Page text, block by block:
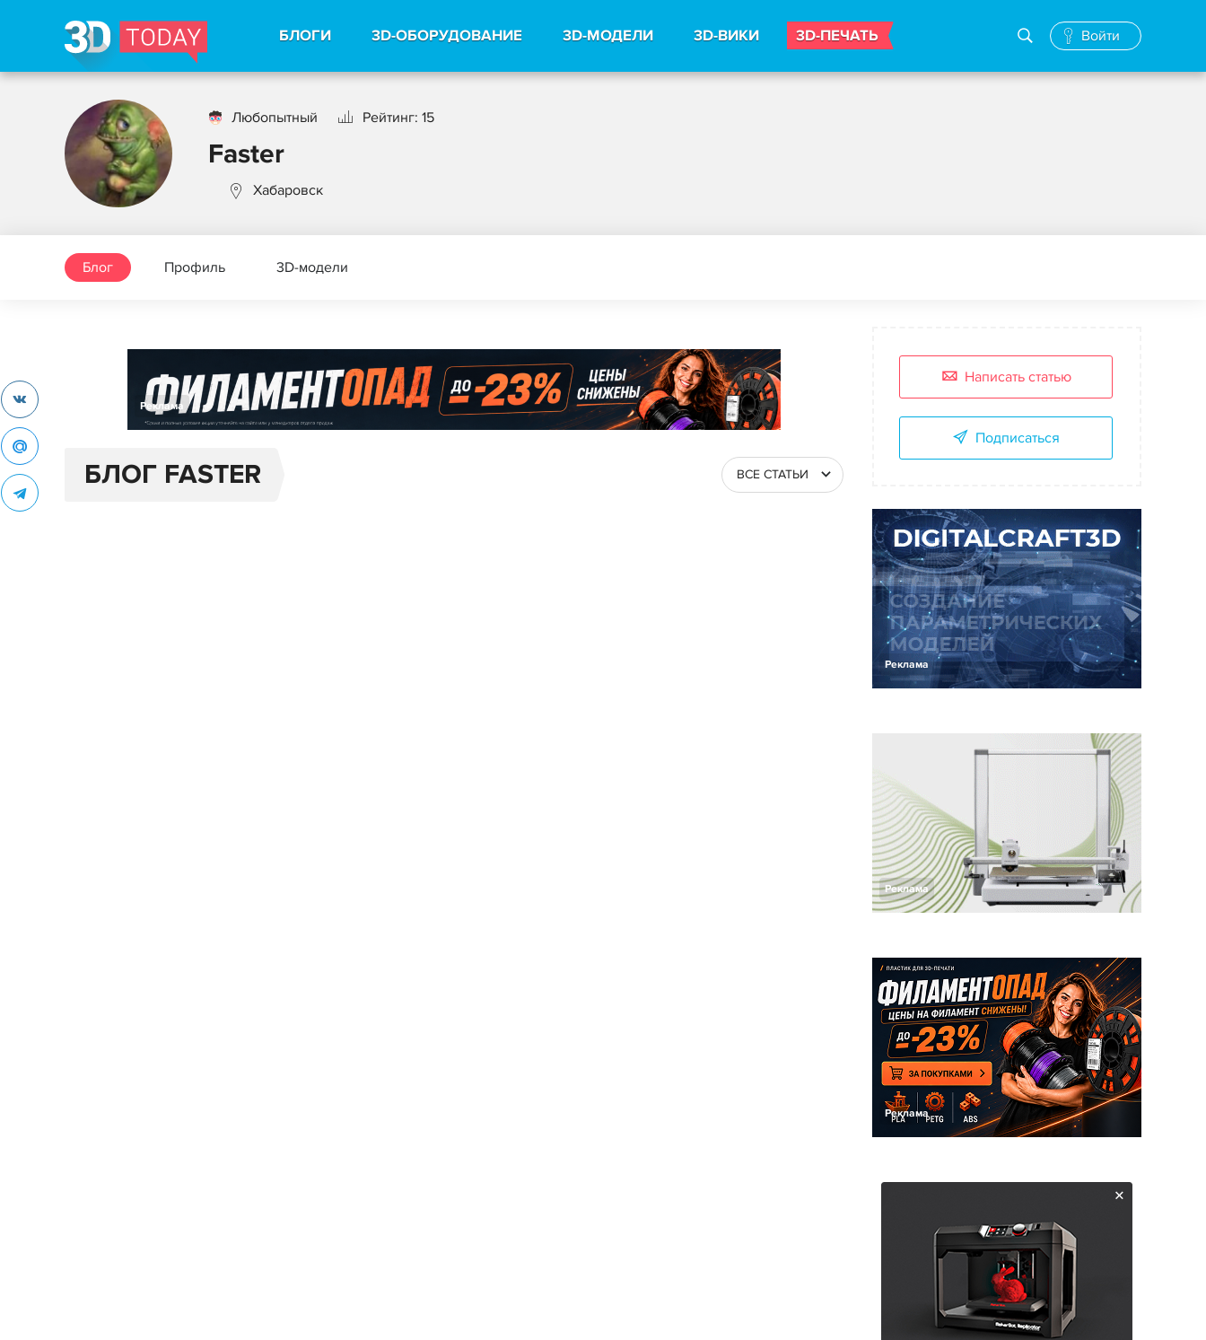
БЛОГИ 3D-ОБОРУДОВАНИЕ 3D-МОДЕЛИ 3D-ВИКИ 3D-ПЕЧАТЬ Войти
Любопытный Рейтинг: 15
Faster
Хабаровск
Блог Профиль 3D-модели
Реклама
БЛОГ FASTER ВСЕ СТАТЬИ
Написать статью
Подписаться
Реклама
Реклама
Реклама